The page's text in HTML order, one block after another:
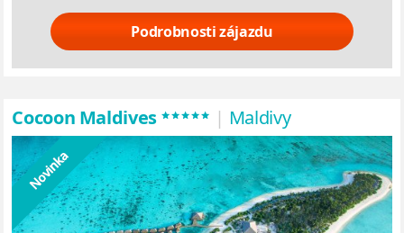
Podrobnosti zájazdu
Cocoon Maldives***** | Maldivy